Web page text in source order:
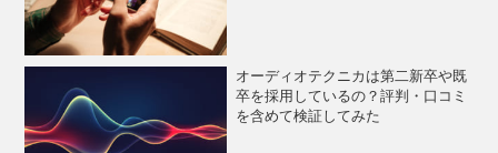
オーディオテクニカは第二新卒や既
卒を採用しているの？評判・口コミ
を含めて検証してみた